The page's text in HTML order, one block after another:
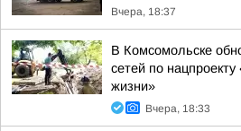
Вчера, 18:37
В Комсомольске
сетей по
жизни»
Вчера, 18:33